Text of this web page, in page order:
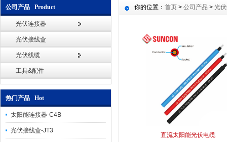
公司产品 Product
光伏连接器
光伏接线盒
光伏线缆
工具&配件
热门产品 Hot
太阳能连接器-C4B
光伏接线盒-JT3
你的位置： 首页 > 公司产品 > 光
直流太阳能光伏电缆